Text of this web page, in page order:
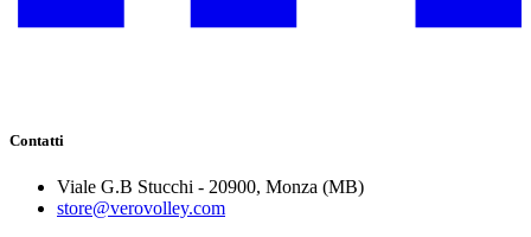
Contatti
Viale G.B Stucchi - 20900, Monza (MB)
store@verovolley.com